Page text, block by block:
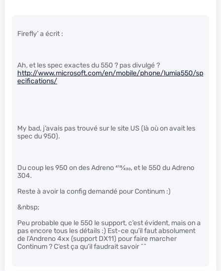
Firefly’ a écrit :
Ah, et les spec exactes du 550 ? pas divulgé ?
http://www.microsoft.com/en/mobile/phone/lumia550/sp
ecifications/
My bad, j’avais pas trouvé sur le site US (là où on avait les
spec du 950).
Du coup les 950 on des Adreno418⁄430, et le 550 du Adreno
304.
Reste à avoir la config demandé pour Continum :)
&nbsp;
Peu probable que le 550 le support, c’est évident, mais on a
pas encore tous les détails :) Est-ce qu’il faut absolument
de l’Andreno 4xx (support DX11) pour faire marcher
Continum ? C’est ça qu’il faudrait savoir ^^